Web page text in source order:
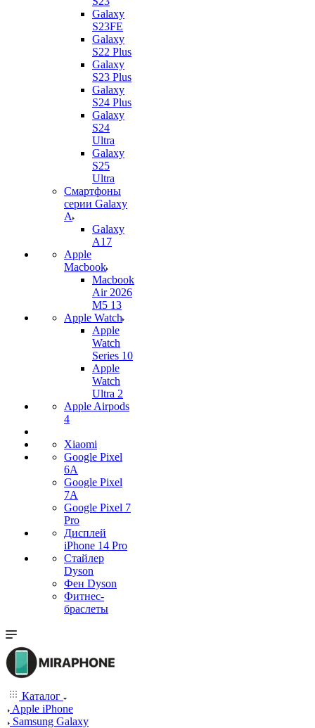
Galaxy
S23FE
Galaxy
S22 Plus
Galaxy
S23 Plus
Galaxy
S24 Plus
Galaxy
S24
Ultra
Galaxy
S25
Ultra
Смартфоны
серии Galaxy
A
Galaxy
A17
Apple
Macbook
Macbook
Air 2026
M5 13
Apple Watch
Apple
Watch
Series 10
Apple
Watch
Ultra 2
Apple Airpods
4
Xiaomi
Google Pixel
6A
Google Pixel
7А
Google Pixel 7
Pro
Дисплей
iPhone 14 Pro
Стайлер
Dyson
Фен Dyson
Фитнес-
браслеты
Каталог
Apple iPhone
Samsung Galaxy